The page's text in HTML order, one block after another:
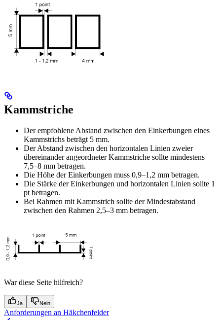
Kammstriche
Der empfohlene Abstand zwischen den Einkerbungen eines
Kammstrichs beträgt 5 mm.
Der Abstand zwischen den horizontalen Linien zweier
übereinander angeordneter Kammstriche sollte mindestens
7,5–8 mm betragen.
Die Höhe der Einkerbungen muss 0,9–1,2 mm betragen.
Die Stärke der Einkerbungen und horizontalen Linien sollte 1
pt betragen.
Bei Rahmen mit Kammstrich sollte der Mindestabstand
zwischen den Rahmen 2,5–3 mm betragen.
War diese Seite hilfreich?
Ja Nein
Anforderungen an Häkchenfelder